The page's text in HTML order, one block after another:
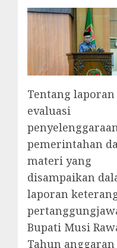
Tentang laporan
evaluasi
pemerintahan
materi yang
disampaikan
laporan
Bupati Musi
Tahun anggaran